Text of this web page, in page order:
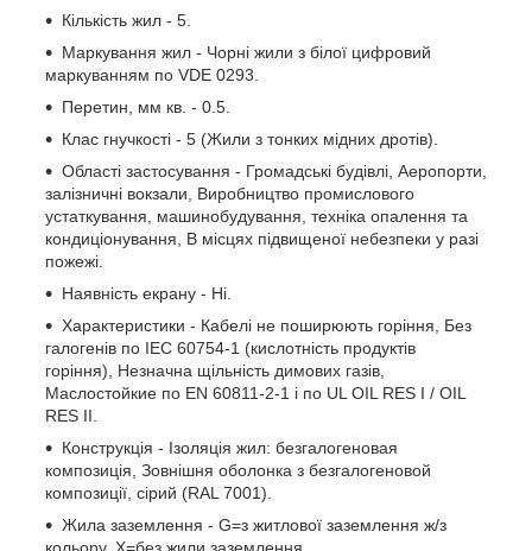
Кількість жил - 5.
Маркування жил - Чорні жили з білої цифровий
маркуванням по VDE 0293.
Перетин, мм кв. - 0.5.
Клас гнучкості - 5 (Жили з тонких мідних дротів).
Області застосування - Громадські будівлі, Аеропорти,
залізничні вокзали, Виробництво промислового
устаткування, машинобудування, техніка опалення та
кондиціонування, В місцях підвищеної небезпеки у разі
пожежі.
Наявність екрану - Ні.
Характеристики - Кабелі не поширюють горіння, Без
галогенів по IEC 60754-1 (кислотність продуктів
горіння), Незначна щільність димових газів,
Маслостойкие по EN 60811-2-1 і по UL OIL RES I / OIL
RES II.
Конструкція - Ізоляція жил: безгалогеновая
композиція, Зовнішня оболонка з безгалогеновой
композиції, сірий (RAL 7001).
Жила заземлення - G=з житлової заземлення ж/з